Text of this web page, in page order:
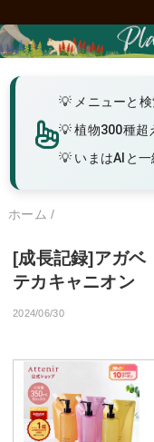
メニューと
植物300種超
いまはAIと
ホーム /
[成長記録]アガベ
テカキャニオン
2024/06/30